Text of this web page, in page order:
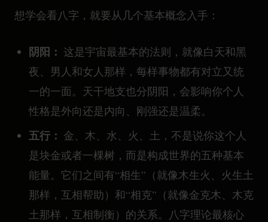
想学会看八字，就要从几个基本概念入手：
阴阳： 这是宇宙最基本的法则，就像白天和黑
夜、男人和女人那样，每样事物都有对立又统
一的一面。天干地支也分阴阳，会影响你个人
性格是外向还是内向、刚强还是温柔。
五行： 金、木、水、火、土，不是说你这个人
是块金或者一棵树，而是构成世界的五种基本
能量。它们之间有“相生”（就像木生火、火生土
那样，互相帮助）和“相克”（就像金克木、木克
土那样，互相制衡）的关系。八字理论最核心